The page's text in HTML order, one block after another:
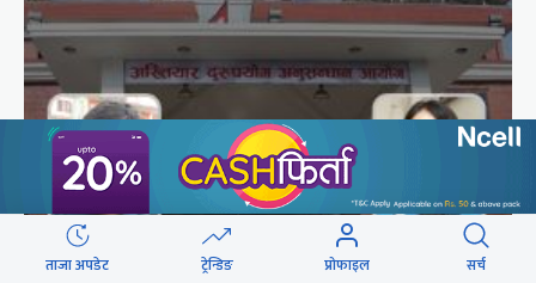
ताजा अपडेट ट्रेन्डिङ प्रोफाइल सर्च